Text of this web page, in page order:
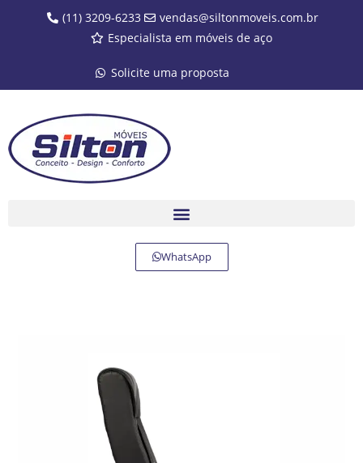
(11) 3209-6233
vendas@siltonmoveis.com.br
Especialista em móveis de aço
Solicite uma proposta
WhatsApp